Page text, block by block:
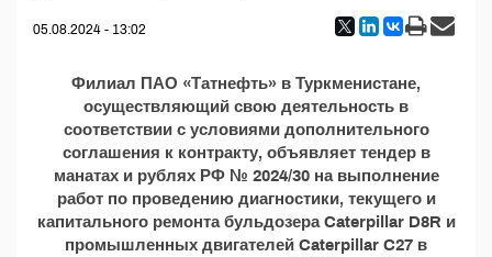
05.08.2024 - 13:02
Филиал ПАО «Татнефть» в Туркменистане,
осуществляющий свою деятельность в
соответствии с условиями дополнительного
соглашения к контракту, объявляет тендер в
манатах и рублях РФ № 2024/30 на выполнение
работ по проведению диагностики, текущего и
капитального ремонта бульдозера Caterpillar D8R и
промышленных двигателей Caterpillar C27 в